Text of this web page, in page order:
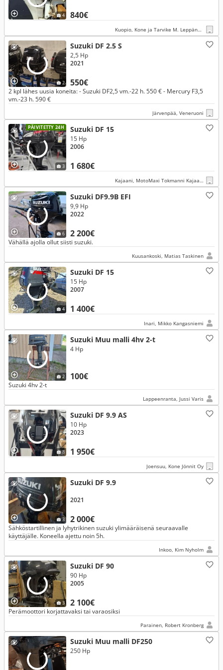
4 840€
Kuopio, Kone ja Tarvike M. Leppänen Oy
2
Suzuki DF 2.5 S
550€
2,5 Hp
2021
2 kpl lähes uusia koneita: - Suzuki DF2,5 vm.-22 h. 550 € - Mercury F3,5
vm.-23 h. 590 €
Järvenpää, Veneruoni
PÄIVITETTY 24H
3
Suzuki DF 15
1 680€
15 Hp
2006
Kajaani, MotoMaxi Tokmanni Kajaani Kehräämöntie
6
Suzuki DF9.9B EFI
2 200€
9,9 Hp
2022
Vähällä ajolla ollut siisti suzuki.
Kuusankoski, Matias Taskinen
4
Suzuki DF 15
1 400€
15 Hp
2007
Inari, Mikko Kangasniemi
2
Suzuki Muu malli 4hv 2-t
100€
4 Hp
Suzuki 4hv 2-t
Lappeenranta, Jussi Varis
8
Suzuki DF 9.9 AS
1 950€
10 Hp
2023
Joensuu, Kone Jönnit Oy
3
Suzuki DF 9.9
2 000€
2021
Sähköstartillinen ja lyhytrikinen suzuki ylimääräisenä seuraavalle
käyttäjälle. Koneella ajettu noin 5h.
Inkoo, Kim Nyholm
3
Suzuki DF 90
2 100€
90 Hp
2005
Perämoottori korjattavaksi tai varaosiksi
Parainen, Robert Kronberg
Suzuki Muu malli DF250
250 Hp